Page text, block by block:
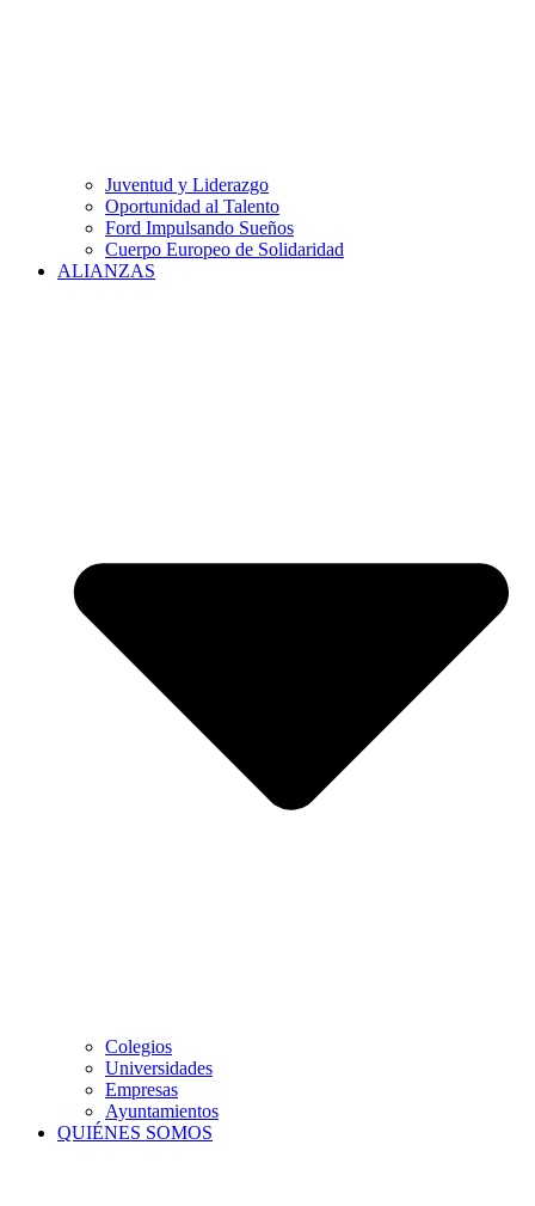
Juventud y Liderazgo
Oportunidad al Talento
Ford Impulsando Sueños
Cuerpo Europeo de Solidaridad
ALIANZAS
Colegios
Universidades
Empresas
Ayuntamientos
QUIÉNES SOMOS